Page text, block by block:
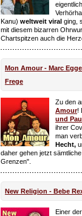
Kanu) weltweit viral ging,
mit diesem bizarren
Chartspitzen auch die
Mon Amour - Marc
Frege
Zu den
Amour!
und
ihrer
man
Hecht,
daher gehen jetzt
Grenzen".
New Religion - Bebe
Einer